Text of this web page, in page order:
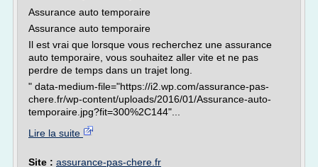
Assurance auto temporaire
Assurance auto temporaire
Il est vrai que lorsque vous recherchez une assurance
auto temporaire, vous souhaitez aller vite et ne pas
perdre de temps dans un trajet long.
" data-medium-file="https://i2.wp.com/assurance-pas-
chere.fr/wp-content/uploads/2016/01/Assurance-auto-
temporaire.jpg?fit=300%2C144"...
Lire la suite
Site : assurance-pas-chere.fr